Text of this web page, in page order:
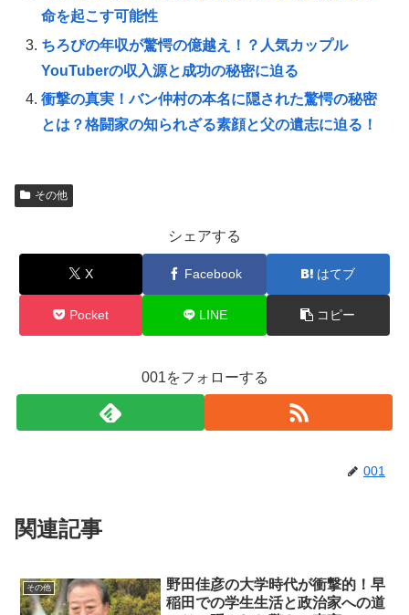
命を起こす可能性
ちろぴの年収が驚愕の億越え！？人気カップル
YouTuberの収入源と成功の秘密に迫る
衝撃の真実！バン仲村の本名に隠された驚愕の秘密
とは？格闘家の知られざる素顔と父の遺志に迫る！
その他
シェアする
X Facebook はてブ
Pocket LINE コピー
001をフォローする
001
関連記事
その他
野田佳彦の大学時代が衝撃的！早
稲田での学生生活と政治家への道